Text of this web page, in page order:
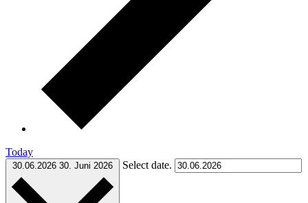
Today
30.06.2026 30. Juni 2026 Select date.